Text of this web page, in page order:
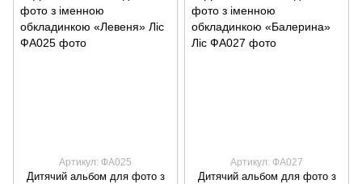
Артикул: ФА025
Дитячий альбом для фото з
Артикул: ФА027
Дитячий альбом для фото з